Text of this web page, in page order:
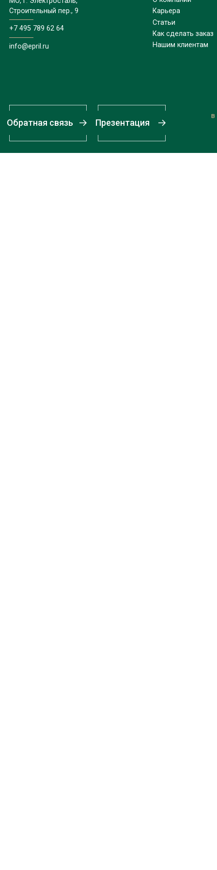
Строительный пер., 9
+7 495 789 62 64
info@epril.ru
Карьера
Статьи
Как сделать заказ
Нашим клиентам
Обратная связь Презентация
в